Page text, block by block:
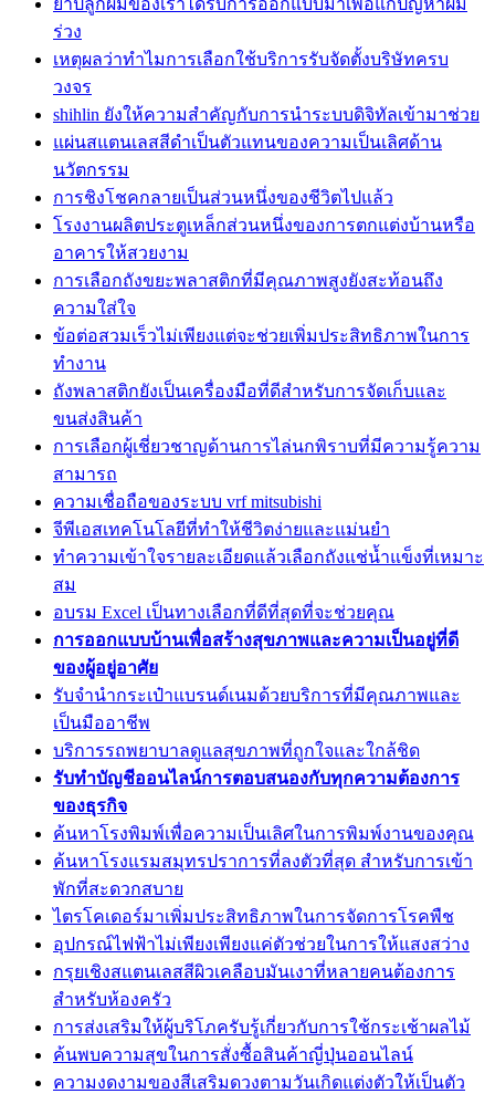
ยาปลูกผมของเราได้รับการออกแบบมาเพื่อแก้ปัญหาผม
ร่วง
เหตุผลว่าทำไมการเลือกใช้บริการรับจัดตั้งบริษัทครบ
วงจร
shihlin ยังให้ความสำคัญกับการนำระบบดิจิทัลเข้ามาช่วย
แผ่นสแตนเลสสีดำเป็นตัวแทนของความเป็นเลิศด้าน
นวัตกรรม
การชิงโชคกลายเป็นส่วนหนึ่งของชีวิตไปแล้ว
โรงงานผลิตประตูเหล็กส่วนหนึ่งของการตกแต่งบ้านหรือ
อาคารให้สวยงาม
การเลือกถังขยะพลาสติกที่มีคุณภาพสูงยังสะท้อนถึง
ความใส่ใจ
ข้อต่อสวมเร็วไม่เพียงแต่จะช่วยเพิ่มประสิทธิภาพในการ
ทำงาน
ถังพลาสติกยังเป็นเครื่องมือที่ดีสำหรับการจัดเก็บและ
ขนส่งสินค้า
การเลือกผู้เชี่ยวชาญด้านการไล่นกพิราบที่มีความรู้ความ
สามารถ
ความเชื่อถือของระบบ vrf mitsubishi
จีพีเอสเทคโนโลยีที่ทำให้ชีวิตง่ายและแม่นยำ
ทำความเข้าใจรายละเอียดแล้วเลือกถังแช่น้ำแข็งที่เหมาะ
สม
อบรม Excel เป็นทางเลือกที่ดีที่สุดที่จะช่วยคุณ
การออกแบบบ้านเพื่อสร้างสุขภาพและความเป็นอยู่ที่ดี
ของผู้อยู่อาศัย
รับจำนำกระเป๋าแบรนด์เนมด้วยบริการที่มีคุณภาพและ
เป็นมืออาชีพ
บริการรถพยาบาลดูแลสุขภาพที่ถูกใจและใกล้ชิด
รับทำบัญชีออนไลน์การตอบสนองกับทุกความต้องการ
ของธุรกิจ
ค้นหาโรงพิมพ์เพื่อความเป็นเลิศในการพิมพ์งานของคุณ
ค้นหาโรงแรมสมุทรปราการที่ลงตัวที่สุด สำหรับการเข้า
พักที่สะดวกสบาย
ไตรโคเดอร์มาเพิ่มประสิทธิภาพในการจัดการโรคพืช
อุปกรณ์ไฟฟ้าไม่เพียงเพียงแค่ตัวช่วยในการให้แสงสว่าง
กรุยเชิงสแตนเลสสีผิวเคลือบมันเงาที่หลายคนต้องการ
สำหรับห้องครัว
การส่งเสริมให้ผู้บริโภครับรู้เกี่ยวกับการใช้กระเช้าผลไม้
ค้นพบความสุขในการสั่งซื้อสินค้าญี่ปุ่นออนไลน์
ความงดงามของสีเสริมดวงตามวันเกิดแต่งตัวให้เป็นตัว